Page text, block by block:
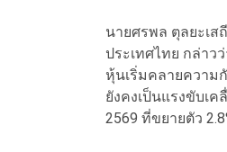
นายศรพล ตุลยะเส
ประเทศไทย กล่าว
หุ้นเริ่มคลายความ
ยังคงเป็นแรงขับเ
2569 ที่ขยายตัว